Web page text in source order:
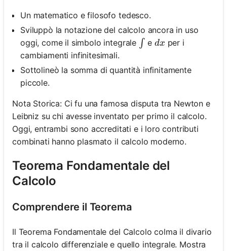
Un matematico e filosofo tedesco.
Sviluppò la notazione del calcolo ancora in uso
oggi, come il simbolo integrale \int
∫ ed x
dx per i
cambiamenti infinitesimali.
Sottolineò la somma di quantità infinitamente
piccole.
Nota Storica: Ci fu una famosa disputa tra Newton e
Leibniz su chi avesse inventato per primo il calcolo.
Oggi, entrambi sono accreditati e i loro contributi
combinati hanno plasmato il calcolo moderno.
Teorema Fondamentale del
Calcolo
Comprendere il Teorema
Il Teorema Fondamentale del Calcolo colma il divario
tra il calcolo differenziale e quello integrale. Mostra